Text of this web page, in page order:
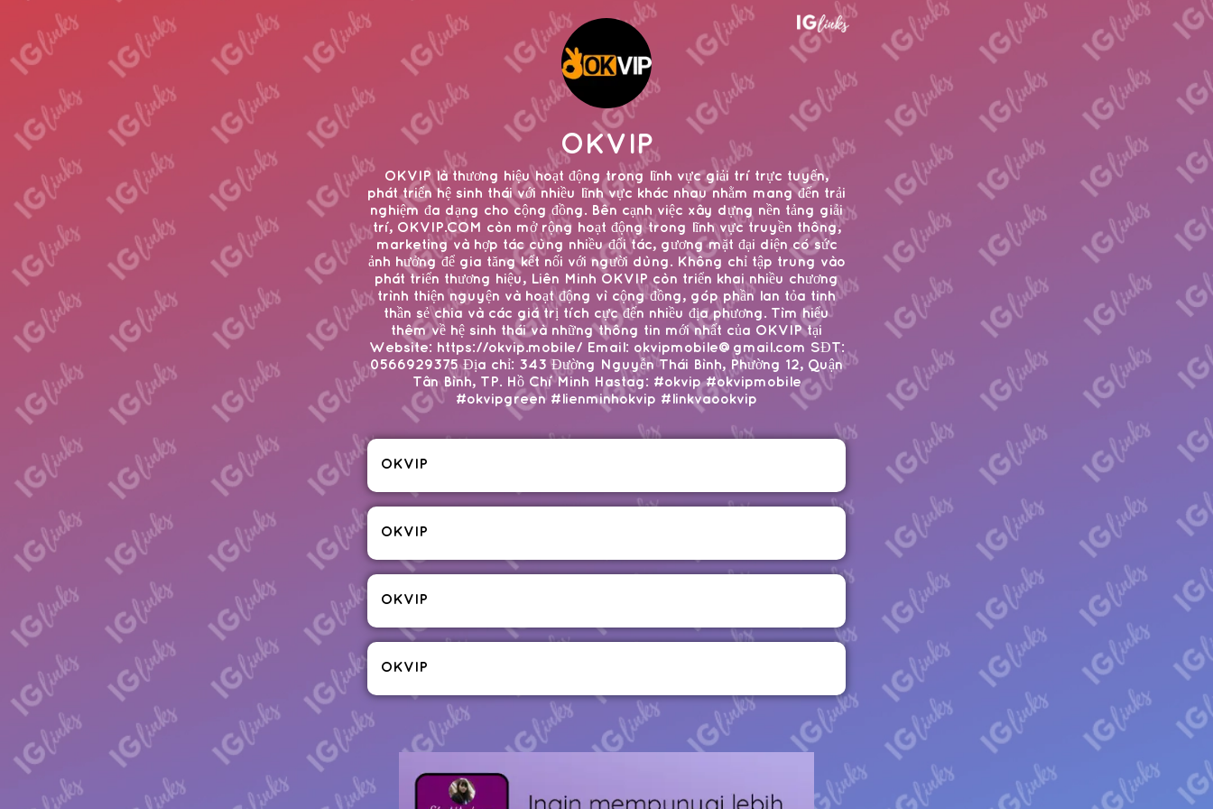
OKVIP
OKVIP là thương hiệu hoạt động trong lĩnh vực giải trí trực tuyến,
phát triển hệ sinh thái với nhiều lĩnh vực khác nhau nhằm mang đến trải
nghiệm đa dạng cho cộng đồng. Bên cạnh việc xây dựng nền tảng giải
trí, OKVIP.COM còn mở rộng hoạt động trong lĩnh vực truyền thông,
marketing và hợp tác cùng nhiều đối tác, gương mặt đại diện có sức
ảnh hưởng để gia tăng kết nối với người dùng. Không chỉ tập trung vào
phát triển thương hiệu, Liên Minh OKVIP còn triển khai nhiều chương
trình thiện nguyện và hoạt động vì cộng đồng, góp phần lan tỏa tinh
thần sẻ chia và các giá trị tích cực đến nhiều địa phương. Tìm hiểu
thêm về hệ sinh thái và những thông tin mới nhất của OKVIP tại
Website: https://okvip.mobile/ Email: okvipmobile@gmail.com SĐT:
0566929375 Địa chỉ: 343 Đường Nguyễn Thái Bình, Phường 12, Quận
Tân Bình, TP. Hồ Chí Minh Hastag: #okvip #okvipmobile
#okvipgreen #lienminhokvip #linkvaookvip
OKVIP
OKVIP
OKVIP
OKVIP